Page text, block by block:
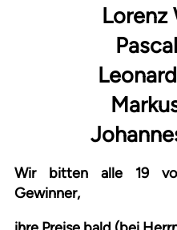
Lorenz
Wir bitten alle 19
Gewinner,